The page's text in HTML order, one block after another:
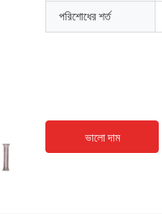
পরিশোধের শর্ত
ভালো দাম